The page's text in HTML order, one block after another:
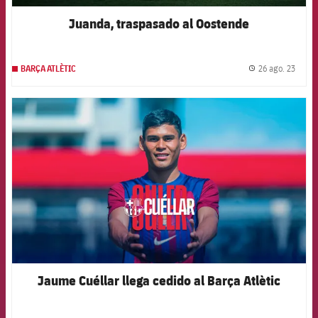
Juanda, traspasado al Oostende
BARÇA ATLÈTIC 26 ago. 23
FCB Barcelona badge
Jaume Cuéllar llega cedido al Barça Atlètic